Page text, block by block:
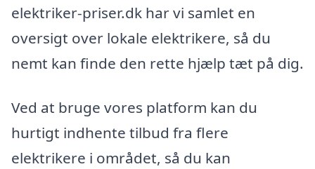
elektriker-priser.dk har vi samlet en
oversigt over lokale elektrikere, så du
nemt kan finde den rette hjælp tæt på dig.
Ved at bruge vores platform kan du
hurtigt indhente tilbud fra flere
elektrikere i området, så du kan